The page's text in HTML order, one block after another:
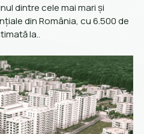
dintre cele mai mari și
din România, cu 6.500 de
la..